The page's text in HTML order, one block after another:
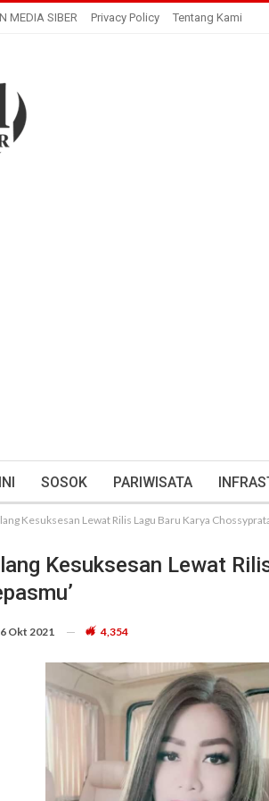
MEDIA SIBER Privacy Policy Tentang Kami
SOSOK PARIWISATA
Kesuksesan Lewat Rilis Lagu Baru Karya
Kesuksesan Lewat
Okt 2021 4,354